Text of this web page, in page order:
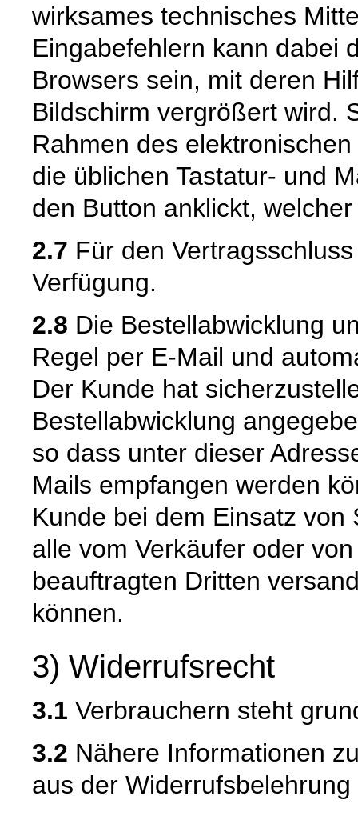
wirksames technisches
Eingabefehlern kann dabei
Browsers sein, mit deren
Bildschirm vergrößert wird.
Rahmen des
die üblichen Tastatur- und
den Button anklickt,
2.7 Für den
Verfügung.
2.8 Die Bestellabwicklung
Regel per E-Mail und
Der Kunde hat
Bestellabwicklung
so dass unter dieser
Mails empfangen werden
Kunde bei dem Einsatz
alle vom Verkäufer oder
beauftragten Dritten
können.
3) Widerrufsrecht
3.1 Verbrauchern steht
3.2 Nähere Informationen
aus der